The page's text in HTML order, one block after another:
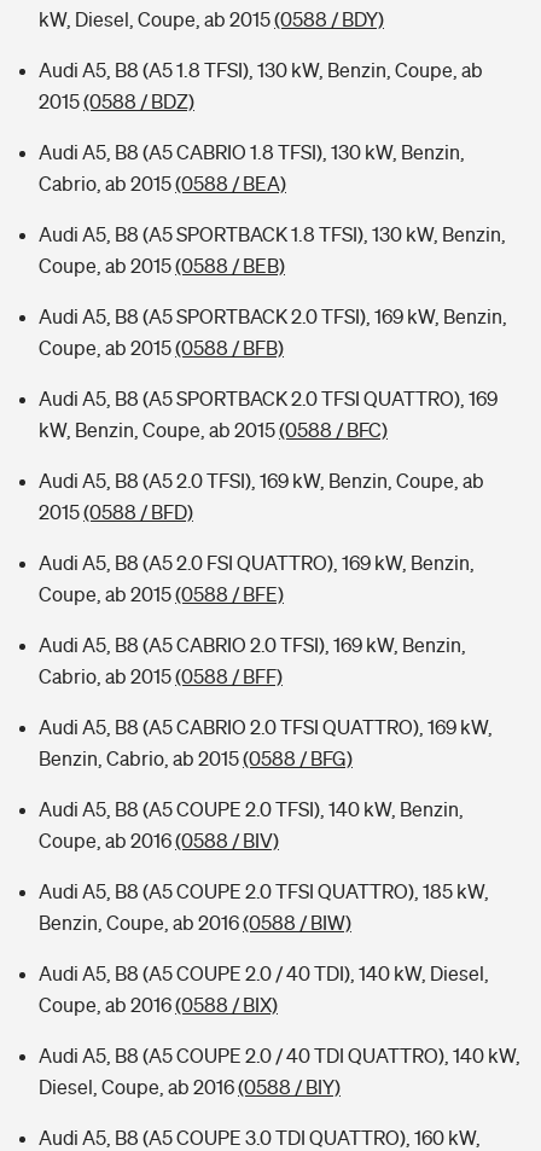
kW, Diesel, Coupe, ab 2015(0588 / BDY)
Audi A5, B8 (A5 1.8 TFSI), 130 kW, Benzin, Coupe, ab
2015(0588 / BDZ)
Audi A5, B8 (A5 CABRIO 1.8 TFSI), 130 kW, Benzin,
Cabrio, ab 2015(0588 / BEA)
Audi A5, B8 (A5 SPORTBACK 1.8 TFSI), 130 kW, Benzin,
Coupe, ab 2015(0588 / BEB)
Audi A5, B8 (A5 SPORTBACK 2.0 TFSI), 169 kW, Benzin,
Coupe, ab 2015(0588 / BFB)
Audi A5, B8 (A5 SPORTBACK 2.0 TFSI QUATTRO), 169
kW, Benzin, Coupe, ab 2015(0588 / BFC)
Audi A5, B8 (A5 2.0 TFSI), 169 kW, Benzin, Coupe, ab
2015(0588 / BFD)
Audi A5, B8 (A5 2.0 FSI QUATTRO), 169 kW, Benzin,
Coupe, ab 2015(0588 / BFE)
Audi A5, B8 (A5 CABRIO 2.0 TFSI), 169 kW, Benzin,
Cabrio, ab 2015(0588 / BFF)
Audi A5, B8 (A5 CABRIO 2.0 TFSI QUATTRO), 169 kW,
Benzin, Cabrio, ab 2015(0588 / BFG)
Audi A5, B8 (A5 COUPE 2.0 TFSI), 140 kW, Benzin,
Coupe, ab 2016(0588 / BIV)
Audi A5, B8 (A5 COUPE 2.0 TFSI QUATTRO), 185 kW,
Benzin, Coupe, ab 2016(0588 / BIW)
Audi A5, B8 (A5 COUPE 2.0 / 40 TDI), 140 kW, Diesel,
Coupe, ab 2016(0588 / BIX)
Audi A5, B8 (A5 COUPE 2.0 / 40 TDI QUATTRO), 140 kW,
Diesel, Coupe, ab 2016(0588 / BIY)
Audi A5, B8 (A5 COUPE 3.0 TDI QUATTRO), 160 kW,